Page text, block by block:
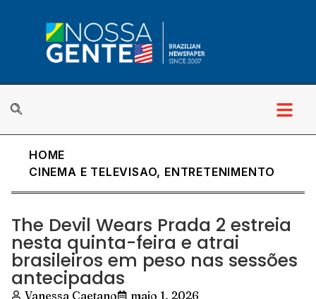
HOME
CINEMA E TELEVISAO, ENTRETENIMENTO
The Devil Wears Prada 2 estreia
nesta quinta-feira e atrai
brasileiros em peso nas sessões
antecipadas
Vanessa Caetano
maio 1, 2026